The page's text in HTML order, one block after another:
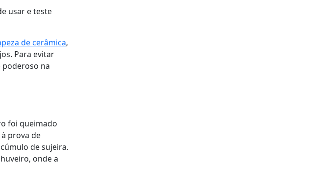
usar e teste
de cerâmica,
Para evitar
poderoso na
foi queimado
prova de
de sujeira.
onde a